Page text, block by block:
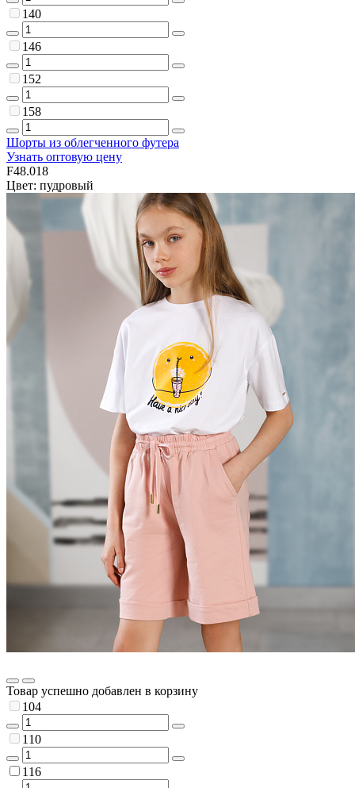
140
146
152
158
Шорты из облегченного футера
Узнать оптовую цену
F48.018
Цвет: пудровый
Товар успешно добавлен в корзину
104
110
116